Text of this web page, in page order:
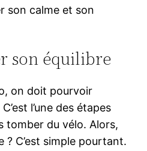
son calme et son
son équilibre
on doit pourvoir
l’une des étapes
tomber du vélo. Alors,
? C’est simple pourtant.